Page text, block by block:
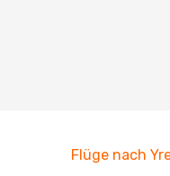
Flüge nach